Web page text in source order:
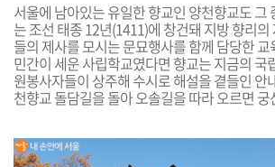
서울에 남아있는 유일한 향교인 양천향교도 그
는 조선 태종 12년(1411)에 창건돼 지방 향리의
들의 제사를 모시는 문묘행사를 함께 담당한
민간이 세운 사립학교였다면 향교는 지금의 국
원봉사자들이 상주해 수시로 해설을 곁들인 안
천향교 돌담길을 돌아 오솔길을 따라 오르면